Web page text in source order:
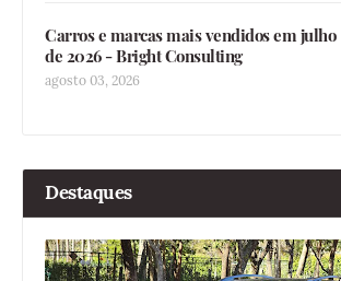
Carros e marcas mais vendidos em julho
de 2026 - Bright Consulting
agosto 03, 2026
Destaques